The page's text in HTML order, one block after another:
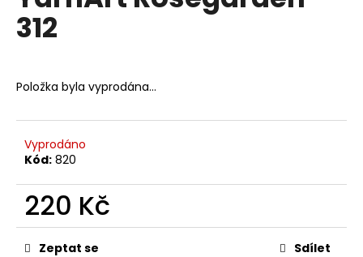
0,0
z
312
Položka byla vyprodána…
Vyprodáno
Kód: 820
220 Kč
Měrná
cena:Zeptat se Sdílet
a
j
t
HLEDAT